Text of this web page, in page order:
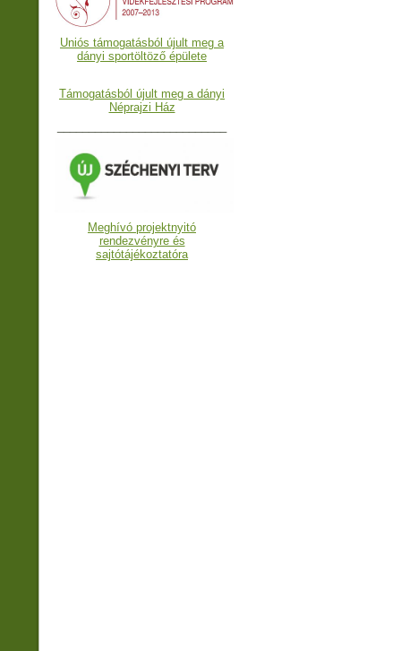
Uniós támogatásból újult meg a
dányi sportöltöző épülete
Támogatásból újult meg a dányi
Néprajzi Ház
Meghívó projektnyitó
rendezvényre és
sajtótájékoztatóra